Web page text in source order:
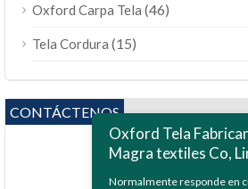
Oxford Carpa Tela (46)
Tela Cordura (15)
CONTÁCTENOS
Oxford Tela
Magra textiles Co,
Normalmente responde en